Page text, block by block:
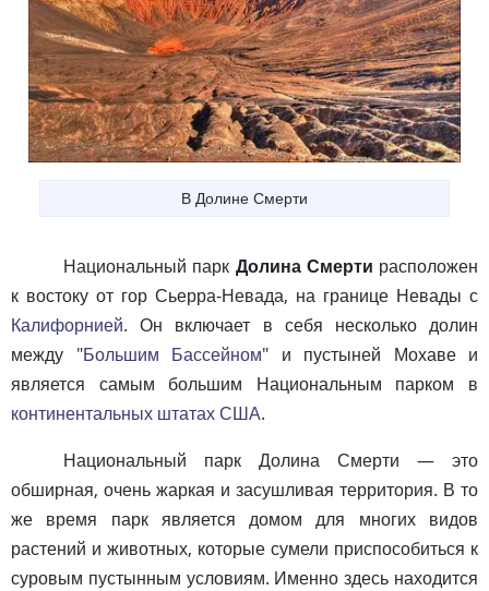
В Долине Смерти
Национальный парк Долина Смерти расположен
к востоку от гор Сьерра-Невада, на границе Невады с
Калифорнией. Он включает в себя несколько долин
между "Большим Бассейном" и пустыней Мохаве и
является самым большим Национальным парком в
континентальных штатах США.
Национальный парк Долина Смерти — это
обширная, очень жаркая и засушливая территория. В то
же время парк является домом для многих видов
растений и животных, которые сумели приспособиться к
суровым пустынным условиям. Именно здесь находится